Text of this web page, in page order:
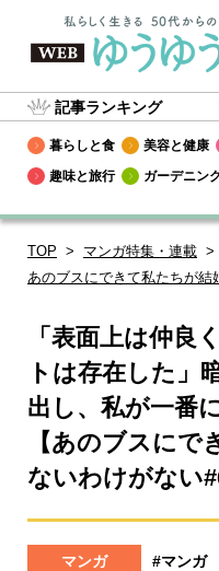
記事ランキング
暮らしと食 美容と健康
趣味と旅行
ガーデニン
TOP
マンガ特集・連載
あのブスにできて私たちが結
「表面上は仲良
トは存在した」
出し、私が一番
【あのブスにで
ないわけがない
マンガ #マンガ